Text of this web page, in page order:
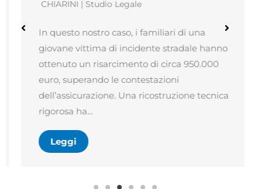
CHIARINI | Studio Legale
In questo nostro caso, i familiari di una
giovane vittima di incidente stradale hanno
ottenuto un risarcimento di circa 950.000
euro, superando le contestazioni
dell’assicurazione. Una ricostruzione tecnica
rigorosa ha…
Leggi